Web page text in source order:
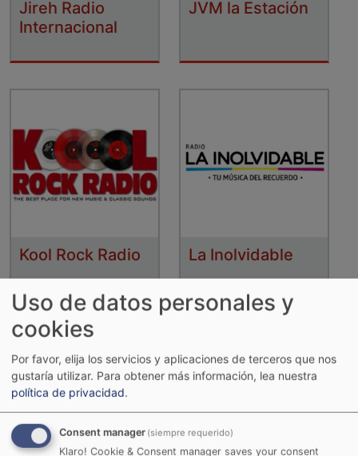
Jireh Radio
Internacional
JVM la Estación
Kool Rock Radio La Inolvidable
Uso de datos personales y
cookies
Por favor, elija los servicios y aplicaciones de terceros que nos
gustaría utilizar. Para obtener más información, lea nuestra
política de privacidad.
Consent manager (siempre requerido)
Klaro! Cookie & Consent manager saves your consent